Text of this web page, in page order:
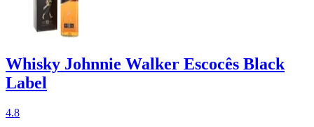
Whisky Johnnie Walker Escocês Black
Label
4.8